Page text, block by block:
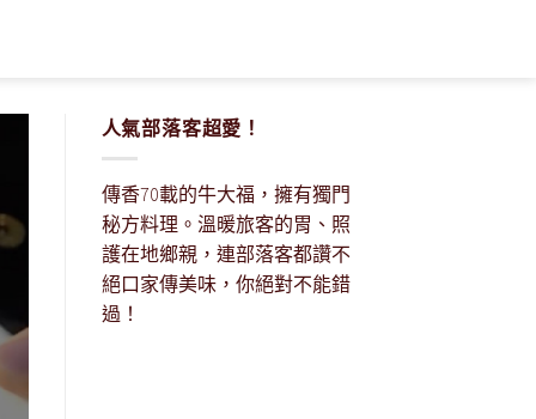
人氣部落客超愛！
傳香70載的牛大福，擁有獨門
秘方料理。溫暖旅客的胃、照
護在地鄉親，連部落客都讚不
絕口家傳美味，你絕對不能錯
過！